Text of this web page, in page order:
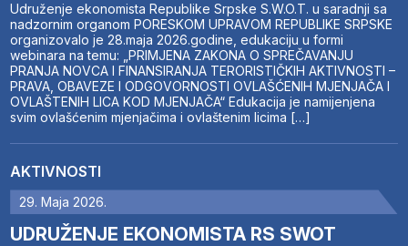
Udruženje ekonomista Republike Srpske S.W.O.T. u saradnji sa
nadzornim organom PORESKOM UPRAVOM REPUBLIKE SRPSKE
organizovalo je 28.maja 2026.godine, edukaciju u formi
webinara na temu: „PRIMJENA ZAKONA O SPREČAVANJU
PRANJA NOVCA I FINANSIRANJA TERORISTIČKIH AKTIVNOSTI –
PRAVA, OBAVEZE I ODGOVORNOSTI OVLAŠĆENIH MJENJAČA I
OVLAŠTENIH LICA KOD MJENJAČA“ Edukacija je namijenjena
svim ovlašćenim mjenjačima i ovlaštenim licima […]
AKTIVNOSTI
29. Maja 2026.
UDRUŽENJE EKONOMISTA RS SWOT